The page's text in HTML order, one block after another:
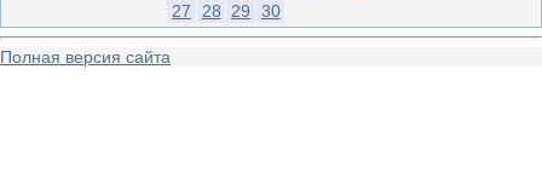
27
28 29 30
Полная версия сайта